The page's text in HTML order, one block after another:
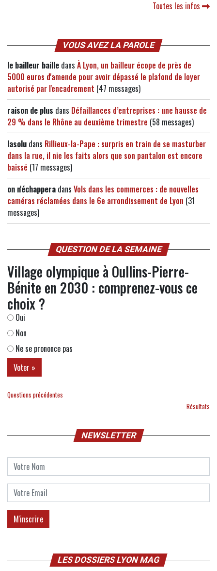
Toutes les infos
VOUS AVEZ LA PAROLE
le bailleur baille dans À Lyon, un bailleur écope de près de
5000 euros d'amende pour avoir dépassé le plafond de loyer
autorisé par l'encadrement (47 messages)
raison de plus dans Défaillances d’entreprises : une hausse de
29 % dans le Rhône au deuxième trimestre (58 messages)
lasolu dans Rillieux-la-Pape : surpris en train de se masturber
dans la rue, il nie les faits alors que son pantalon est encore
baissé (17 messages)
on n'échappera dans Vols dans les commerces : de nouvelles
caméras réclamées dans le 6e arrondissement de Lyon (31
messages)
QUESTION DE LA SEMAINE
Village olympique à Oullins-Pierre-
Bénite en 2030 : comprenez-vous ce
choix ?
Oui
Non
Ne se prononce pas
Questions précédentes
Résultats
NEWSLETTER
LES DOSSIERS LYON MAG